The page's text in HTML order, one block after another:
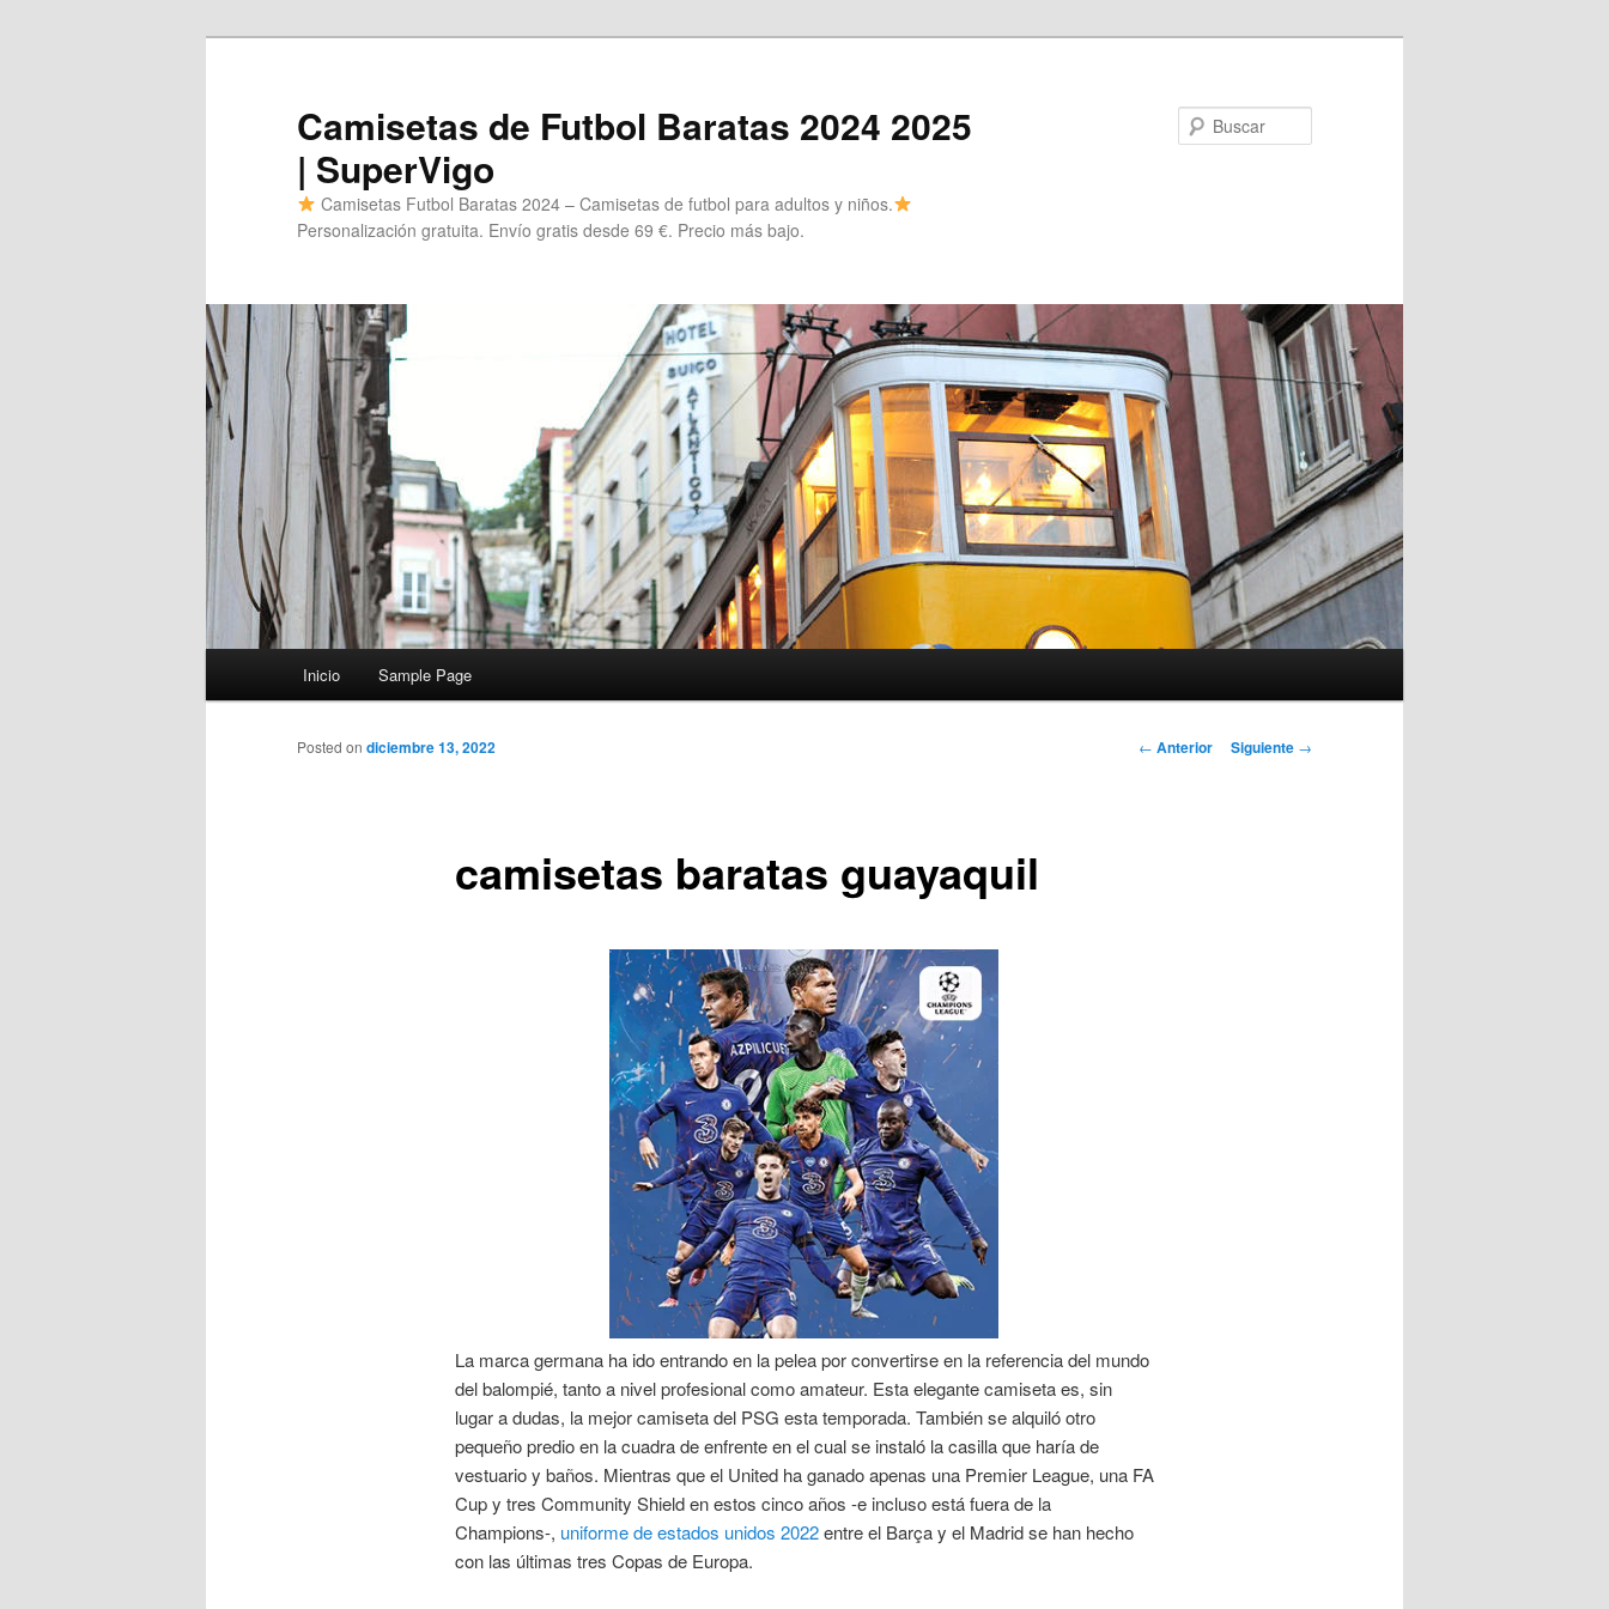
Camisetas de Futbol Baratas 2024 2025
| SuperVigo
Camisetas Futbol Baratas 2024 – Camisetas de futbol para adultos y niños.
Personalización gratuita. Envío gratis desde 69 €. Precio más bajo.
Inicio Sample Page
Navegación
← Anterior Siguiente →
camisetas baratas guayaquil
Posted on diciembre 13, 2022
La marca germana ha ido entrando en la pelea por convertirse en la referencia del mundo
del balompié, tanto a nivel profesional como amateur. Esta elegante camiseta es, sin
lugar a dudas, la mejor camiseta del PSG esta temporada. También se alquiló otro
pequeño predio en la cuadra de enfrente en el cual se instaló la casilla que haría de
vestuario y baños. Mientras que el United ha ganado apenas una Premier League, una FA
Cup y tres Community Shield en estos cinco años -e incluso está fuera de la
Champions-, uniforme de estados unidos 2022entre el Barça y el Madrid se han hecho
con las últimas tres Copas de Europa.